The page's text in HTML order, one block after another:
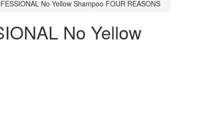
No Yellow Shampoo FOUR REASONS
No Yellow